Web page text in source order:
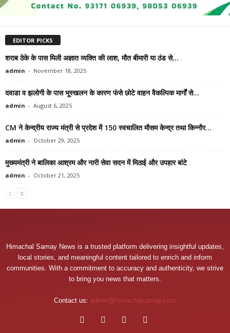
EDITOR PICKS
शराब ठेके के पास मिली अज्ञात व्यक्ति की लाश, मौत बीमारी या ठंड से...
admin - November 18, 2025
दवाडा व झलोगी के पास भूस्खलन के कारण फंसे छोटे वाहन वैकल्पिक मार्गों से...
admin - August 6, 2025
CM ने केन्द्रीय राज्य मंत्री से प्रदेश में 150 स्वचालित मौसम केन्द्र तथा किन्नौर...
admin - October 29, 2025
मुख्यमंत्री ने बालिका आश्रम और नारी सेवा सदन में मिठाई और उपहार बांटे
admin - October 21, 2025
Himachal Samay News is a trusted platform delivering insightful updates,
local stories, and meaningful content tailored to enrich and inform
communities. With a commitment to accuracy and authenticity, we strive
to bring you news that matters.
Contact us: admin@himachalsamay.com